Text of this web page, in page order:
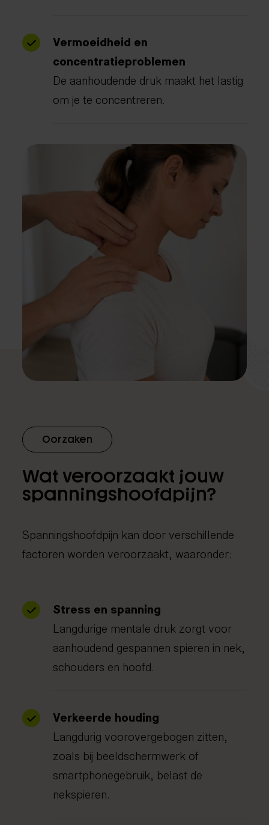
Vermoeidheid en
concentratieproblemen
De aanhoudende druk maakt het lastig
om je te concentreren.
Oorzaken
Wat veroorzaakt jouw
spanningshoofdpijn?
Spanningshoofdpijn kan door verschillende
factoren worden veroorzaakt, waaronder:
Stress en spanning
Langdurige mentale druk zorgt voor
aanhoudend gespannen spieren in nek,
schouders en hoofd.
Verkeerde houding
Langdurig voorovergebogen zitten,
zoals bij beeldschermwerk of
smartphonegebruik, belast de
nekspieren.